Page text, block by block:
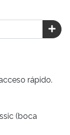
rápido.
(boca